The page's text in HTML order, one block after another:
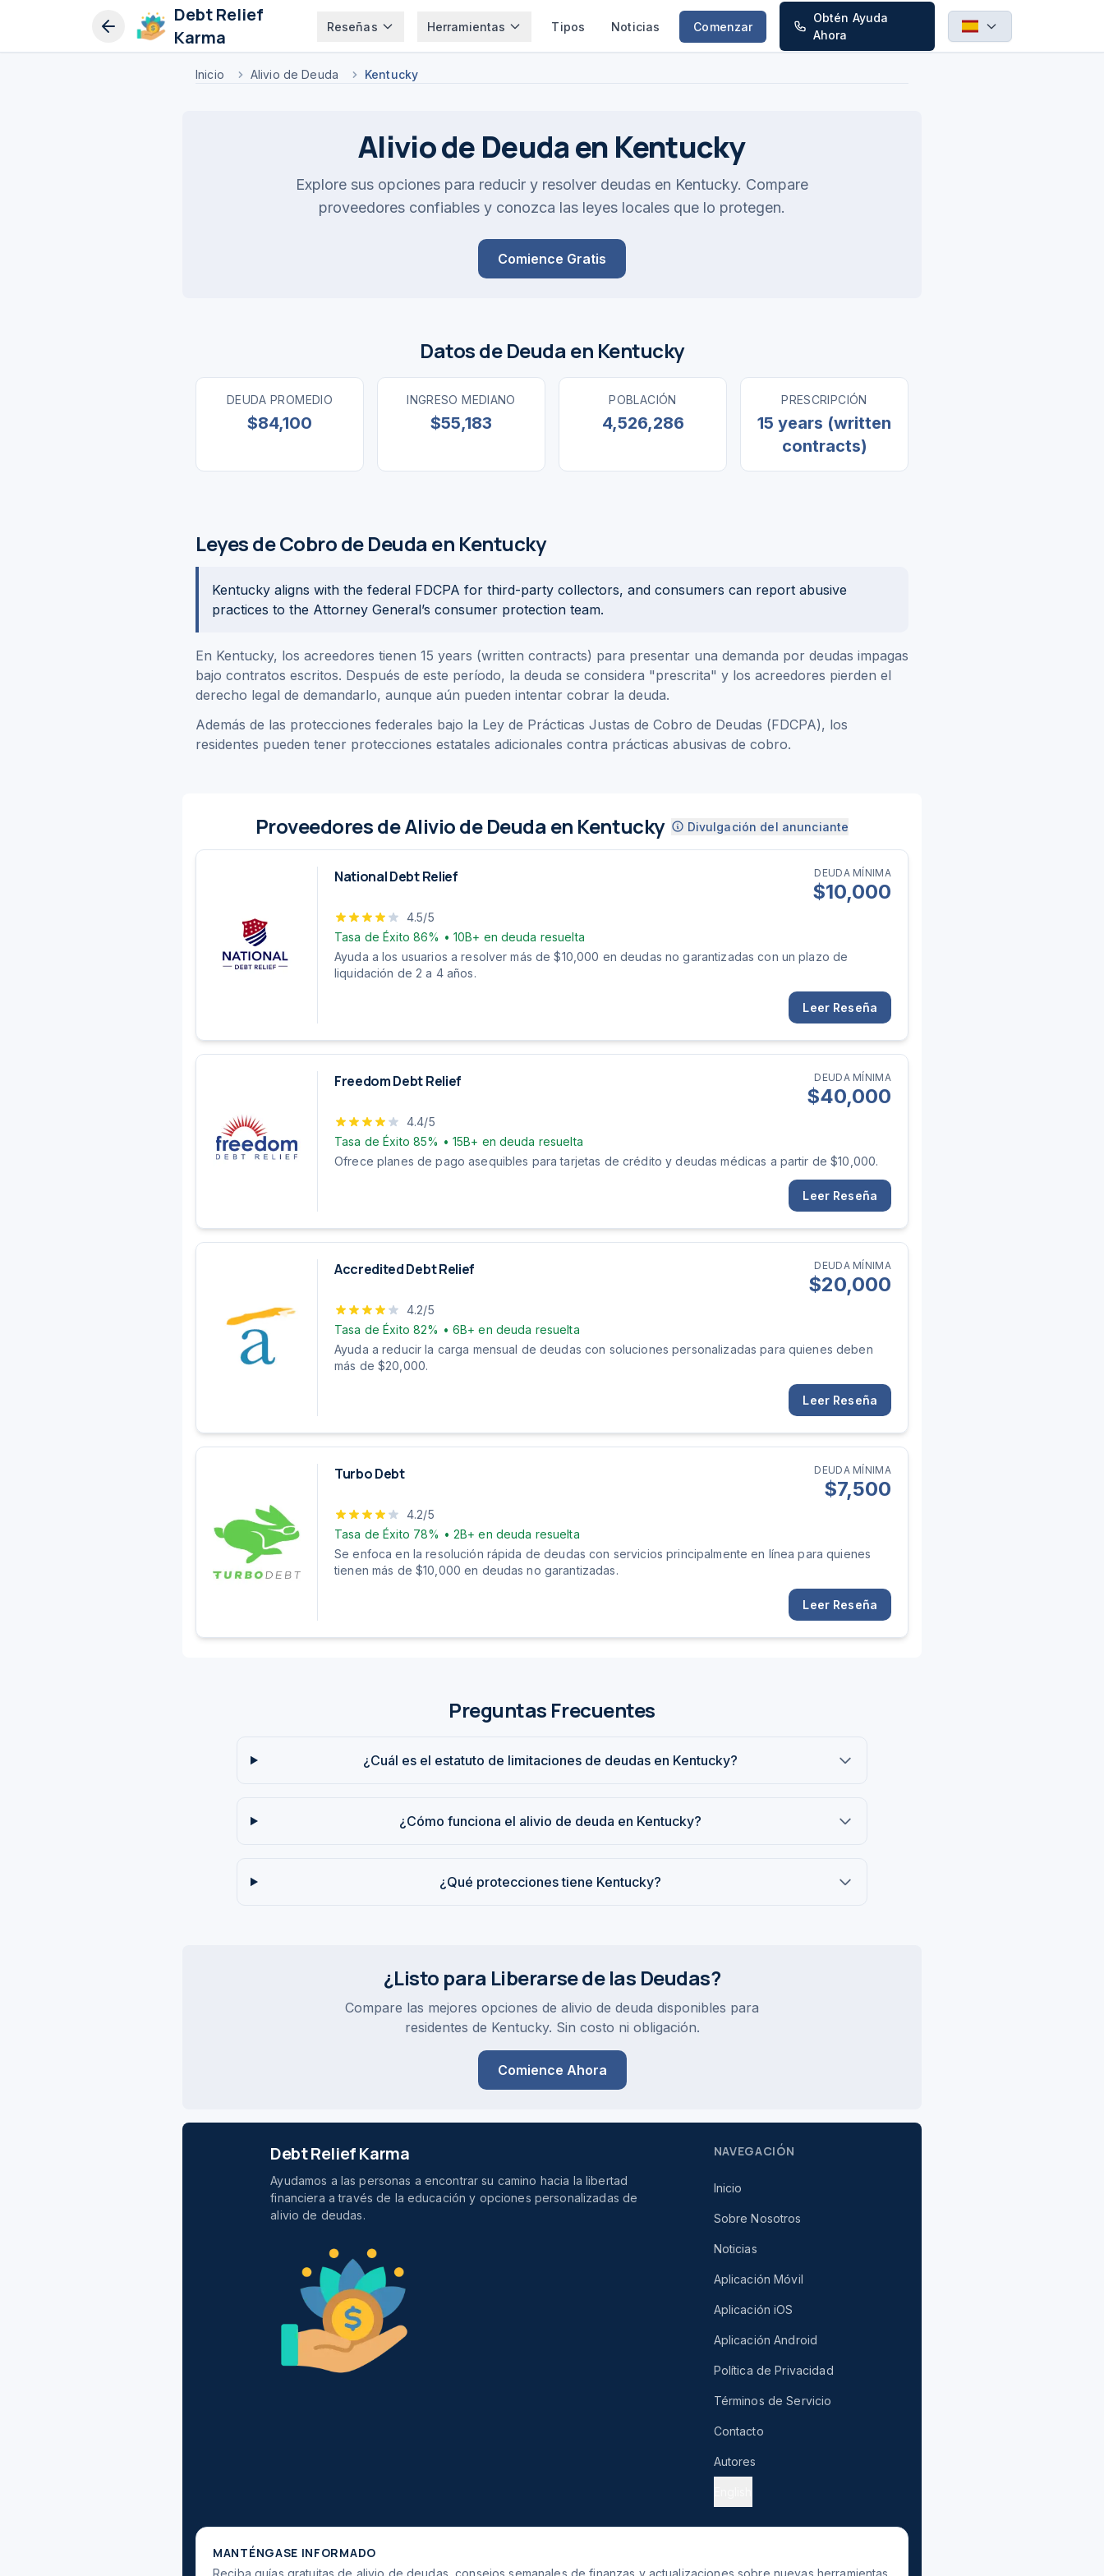
Debt Relief
Karma
Reseñas Herramientas Tipos Noticias Comenzar
Obtén Ayuda
Ahora
Inicio Alivio de Deuda Kentucky
Alivio de Deuda en Kentucky
Explore sus opciones para reducir y resolver deudas en Kentucky. Compare
proveedores confiables y conozca las leyes locales que lo protegen.
Comience Gratis
Datos de Deuda en Kentucky
DEUDA PROMEDIO
$84,100
INGRESO MEDIANO
$55,183
POBLACIÓN
4,526,286
PRESCRIPCIÓN
15 years (written
contracts)
Leyes de Cobro de Deuda en Kentucky
Kentucky aligns with the federal FDCPA for third-party collectors, and consumers can report abusive
practices to the Attorney General’s consumer protection team.
En Kentucky, los acreedores tienen 15 years (written contracts) para presentar una demanda por deudas impagas
bajo contratos escritos. Después de este período, la deuda se considera "prescrita" y los acreedores pierden el
derecho legal de demandarlo, aunque aún pueden intentar cobrar la deuda.
Además de las protecciones federales bajo la Ley de Prácticas Justas de Cobro de Deudas (FDCPA), los
residentes pueden tener protecciones estatales adicionales contra prácticas abusivas de cobro.
Proveedores de Alivio de Deuda en Kentucky Divulgación del anunciante
National Debt Relief DEUDA MÍNIMA
$10,000
4.5/5
Tasa de Éxito 86% • 10B+ en deuda resuelta
Ayuda a los usuarios a resolver más de $10,000 en deudas no garantizadas con un plazo de
liquidación de 2 a 4 años.
Leer Reseña
Freedom Debt Relief DEUDA MÍNIMA
$40,000
4.4/5
Tasa de Éxito 85% • 15B+ en deuda resuelta
Ofrece planes de pago asequibles para tarjetas de crédito y deudas médicas a partir de $10,000.
Leer Reseña
Accredited Debt Relief DEUDA MÍNIMA
$20,000
4.2/5
Tasa de Éxito 82% • 6B+ en deuda resuelta
Ayuda a reducir la carga mensual de deudas con soluciones personalizadas para quienes deben
más de $20,000.
Leer Reseña
Turbo Debt DEUDA MÍNIMA
$7,500
4.2/5
Tasa de Éxito 78% • 2B+ en deuda resuelta
Se enfoca en la resolución rápida de deudas con servicios principalmente en línea para quienes
tienen más de $10,000 en deudas no garantizadas.
Leer Reseña
Preguntas Frecuentes
¿Cuál es el estatuto de limitaciones de deudas en Kentucky?
¿Cómo funciona el alivio de deuda en Kentucky?
¿Qué protecciones tiene Kentucky?
¿Listo para Liberarse de las Deudas?
Compare las mejores opciones de alivio de deuda disponibles para
residentes de Kentucky. Sin costo ni obligación.
Comience Ahora
Debt Relief Karma
Ayudamos a las personas a encontrar su camino hacia la libertad
financiera a través de la educación y opciones personalizadas de
alivio de deudas.
NAVEGACIÓN
Inicio
Sobre Nosotros
Noticias
Aplicación Móvil
Aplicación iOS
Aplicación Android
Política de Privacidad
Términos de Servicio
Contacto
Autores
MANTÉNGASE INFORMADO
Reciba guías gratuitas de alivio de deudas, consejos semanales de finanzas y actualizaciones sobre nuevas herramientas.